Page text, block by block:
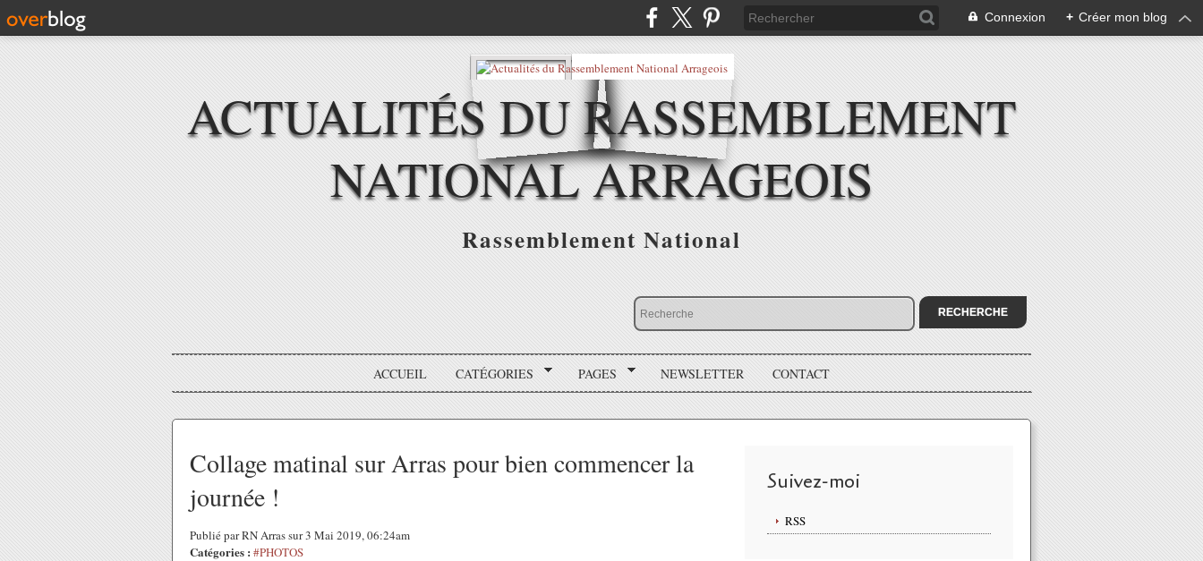
Connexion + Créer mon blog
ACTUALITÉS DU RASSEMBLEMENT
NATIONAL ARRAGEOIS
Rassemblement National
ACCUEIL CATÉGORIES PAGES NEWSLETTER CONTACT
Collage matinal sur Arras pour bien commencer la
journée !
Publié par RN Arras sur 3 Mai 2019, 06:24am
Catégories : #PHOTOS
Suivez-moi
RSS